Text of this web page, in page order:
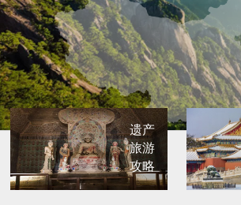
遗产
旅游
攻略